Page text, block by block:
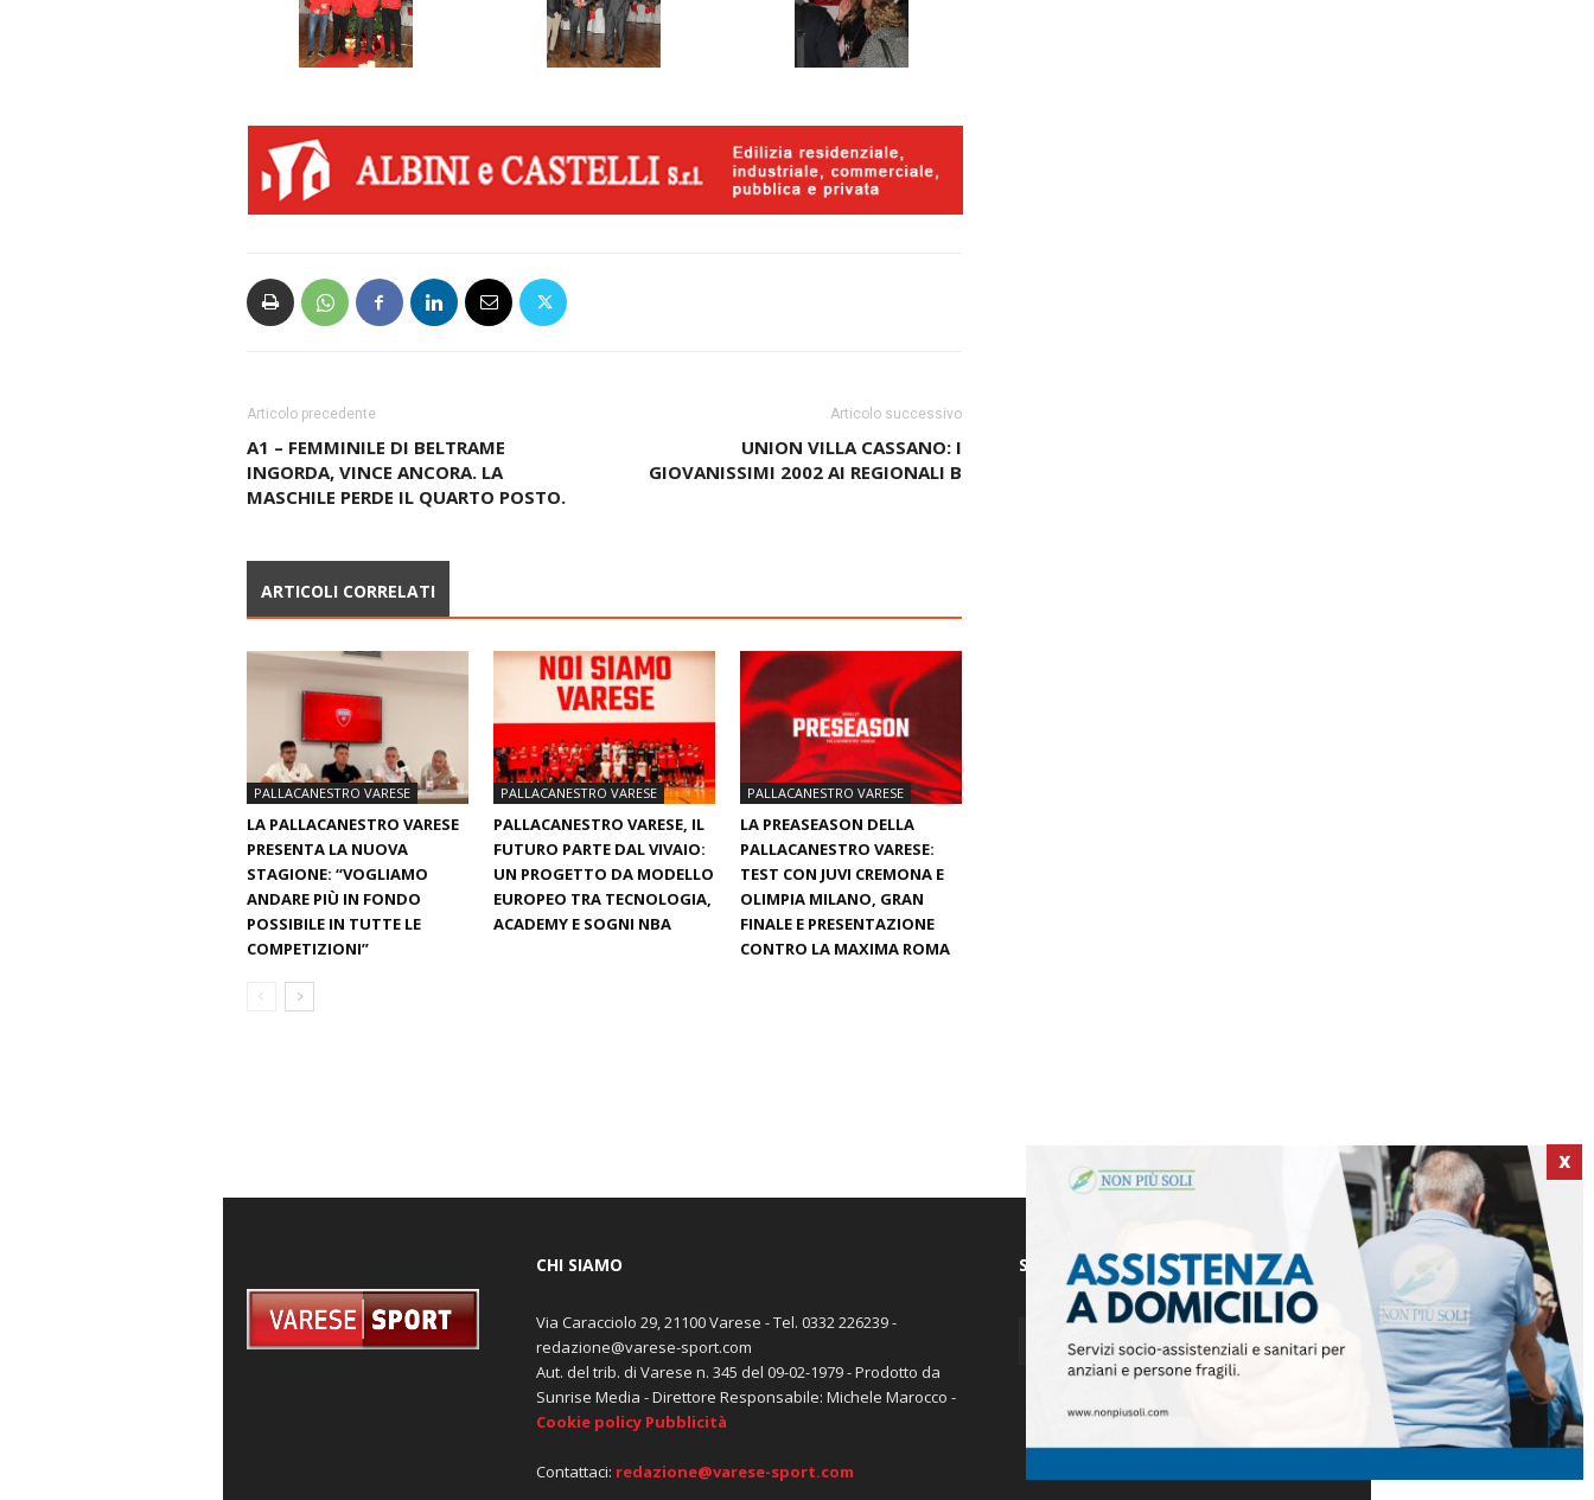
Articolo precedente
A1 – FEMMINILE DI BELTRAME
INGORDA, VINCE ANCORA. LA
MASCHILE PERDE IL QUARTO POSTO.
Articolo successivo
UNION VILLA CASSANO: I
GIOVANISSIMI 2002 AI REGIONALI B
ARTICOLI CORRELATI
PALLACANESTRO VARESE
LA PALLACANESTRO VARESE
PRESENTA LA NUOVA
STAGIONE: “VOGLIAMO
ANDARE PIÙ IN FONDO
POSSIBILE IN TUTTE LE
COMPETIZIONI”
PALLACANESTRO VARESE
PALLACANESTRO VARESE, IL
FUTURO PARTE DAL VIVAIO:
UN PROGETTO DA MODELLO
EUROPEO TRA TECNOLOGIA,
ACADEMY E SOGNI NBA
PALLACANESTRO VARESE
LA PREASEASON DELLA
PALLACANESTRO VARESE:
TEST CON JUVI CREMONA E
OLIMPIA MILANO, GRAN
FINALE E PRESENTAZIONE
CONTRO LA MAXIMA ROMA
X
CHI SIAMO
Via Caracciolo 29, 21100 Varese - Tel. 0332 226239 -
redazione@varese-sport.com
Aut. del trib. di Varese n. 345 del 09-02-1979 - Prodotto da
Sunrise Media - Direttore Responsabile: Michele Marocco -
Cookie policy Pubblicità
Contattaci: redazione@varese-sport.com
SEGUICI